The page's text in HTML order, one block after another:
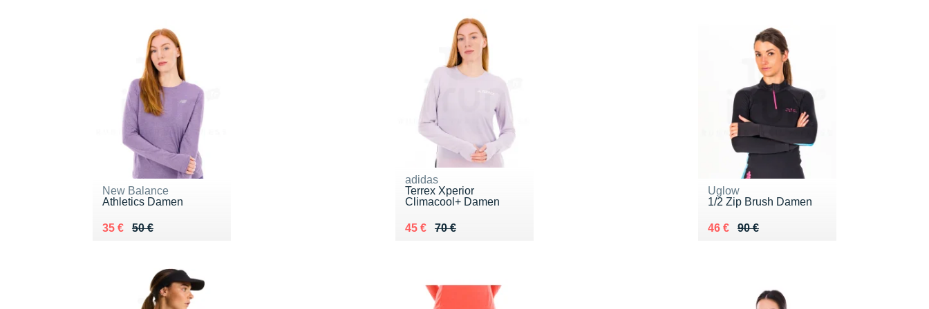
New Balance
Athletics Damen
50 €
Au lieu de 50 €
35 €
Vendu 35 €
adidas
Terrex Xperior
Climacool+ Damen
70 €
Au lieu de 70 €
45 €
Vendu 45 €
Uglow
1/2 Zip Brush Damen
90 €
Au lieu de 90 €
46 €
Vendu 46 €